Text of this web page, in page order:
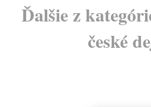
Ďalšie z
české